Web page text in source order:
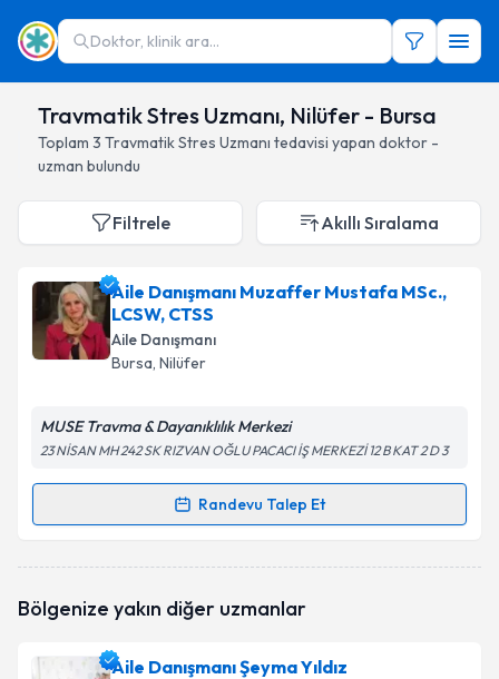
Doktor, klinik ara...
Travmatik Stres Uzmanı, Nilüfer - Bursa
Toplam 3 Travmatik Stres Uzmanı tedavisi yapan doktor -
uzman bulundu
Filtrele Akıllı Sıralama
Aile Danışmanı Muzaffer Mustafa MSc.,
LCSW, CTSS
Aile Danışmanı
Bursa, Nilüfer
MUSE Travma & Dayanıklılık Merkezi
23 NİSAN MH 242 SK RIZVAN OĞLU PACACI İŞ MERKEZİ 12 B KAT 2 D 3
Randevu Talep Et
Randevu Takvimi Talebi
CTSSiçin randevu takvimi talebi oluşturun. Size bu
hazırlandığında e-posta ile bilgilendireceğiz.
Bölgenize yakın diğer uzmanlar
Aile Danışmanı Şeyma Yıldız